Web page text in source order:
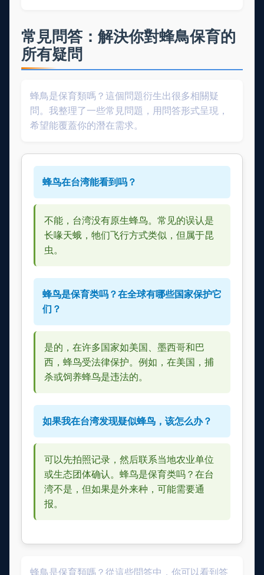
常見問答：解決你對蜂鳥保育的
所有疑問
蜂鳥是保育類嗎？這個問題衍生出很多相關疑
問。我整理了一些常見問題，用問答形式呈現，
希望能覆蓋你的潛在需求。
蜂鸟在台湾能看到吗？
不能，台湾没有原生蜂鸟。常见的误认是
长喙天蛾，牠们飞行方式类似，但属于昆
虫。
蜂鸟是保育类吗？在全球有哪些国家保护它
们？
是的，在许多国家如美国、墨西哥和巴
西，蜂鸟受法律保护。例如，在美国，捕
杀或饲养蜂鸟是违法的。
如果我在台湾发现疑似蜂鸟，该怎么办？
可以先拍照记录，然后联系当地农业单位
或生态团体确认。蜂鸟是保育类吗？在台
湾不是，但如果是外来种，可能需要通
报。
蜂鳥是保育類嗎？從這些問答中，你可以看到答